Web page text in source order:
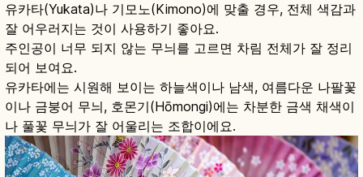
유카타(Yukata)나 기모노(Kimono)에 맞출 경우, 전체 색감과
잘 어우러지는 것이 사용하기 좋아요.
주인공이 너무 되지 않는 무늬를 고르면 차림 전체가 잘 정리
되어 보여요.
유카타에는 시원해 보이는 하늘색이나 남색, 여름다운 나팔꽃
이나 금붕어 무늬, 호몬기(Hōmongi)에는 차분한 금색 채색이
나 풀꽃 무늬가 잘 어울리는 조합이에요.